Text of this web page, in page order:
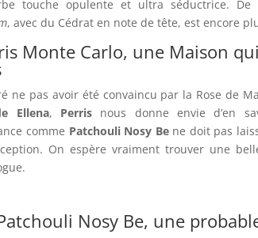
touche opulente et ultra séductrice. De
, avec du Cédrat en note de tête, est encore
Monte Carlo, une Maison
ne pas avoir été convaincu par la Rose de
Ellena, Perris nous donne envie d’en
comme Patchouli Nosy Bene doit pas
On espère vraiment trouver une
Nosy Be, une